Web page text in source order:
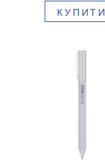
КУПИТИ